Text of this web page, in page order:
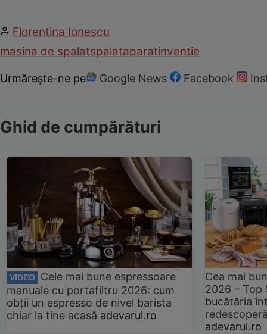
Florentina Ionescu
masina de spalatspalataparatinventie
Urmărește-ne pe Google News Facebook
Ghid de cumpărături
VIDEO
Cele mai bune espressoare
manuale cu portafiltru 2026: cum
obții un espresso de nivel barista
chiar la tine acasă adevarul.ro
Cea mai
2026 –
bucătăria
adevarul.ro